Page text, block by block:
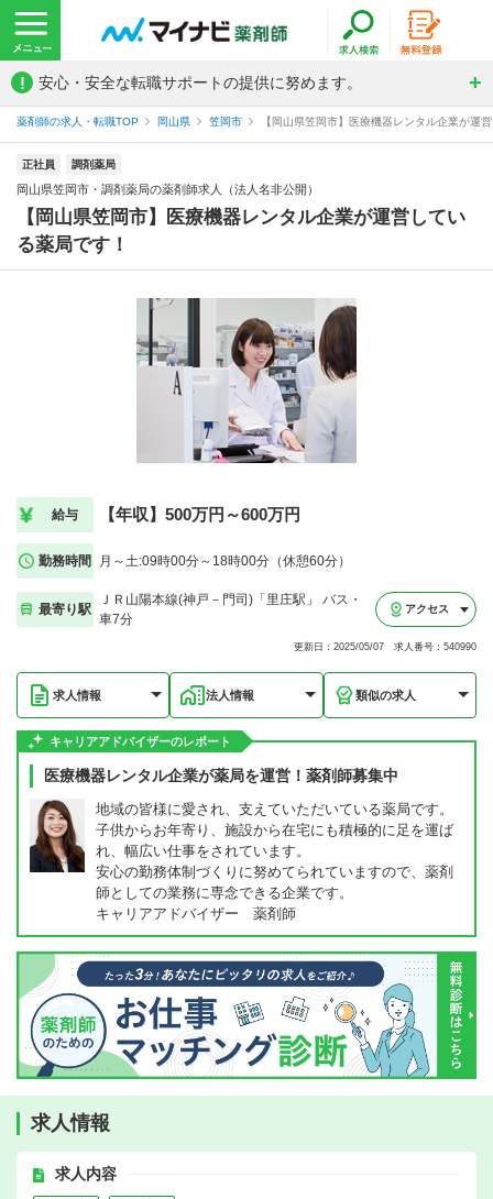
! 安心・安全な転職サポートの提供に努めます。
薬剤師の求人・転職TOP 岡山県 笠岡市 【岡山県笠岡市】医療機器レンタル企業が運
正社員 調剤薬局
岡山県笠岡市・調剤薬局の薬剤師求人（法人名非公開）
【岡山県笠岡市】医療機器レンタル企業が運営してい
る薬局です！
給与 【年収】500万円～600万円
勤務時間 月～土:09時00分～18時00分（休憩60分）
最寄り駅
ＪＲ山陽本線(神戸－門司)「里庄駅」 バス・
車7分
アクセス
更新日：2025/05/07 求人番号：540990
求人情報 法人情報 類似の求人
キャリアアドバイザーのレポート
医療機器レンタル企業が薬局を運営！薬剤師募集中
地域の皆様に愛され、支えていただいている薬局です。
子供からお年寄り、施設から在宅にも積極的に足を運ば
れ、幅広い仕事をされています。
安心の勤務体制づくりに努めてられていますので、薬剤
師としての業務に専念できる企業です。
キャリアアドバイザー 薬剤師
求人情報
求人内容